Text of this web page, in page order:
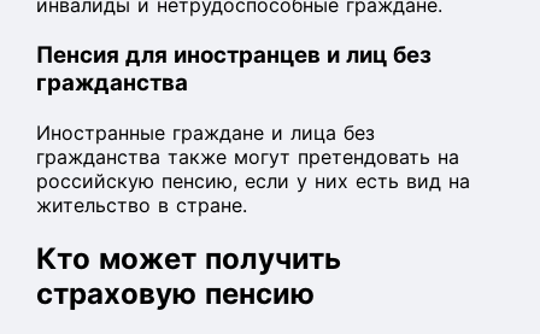
инвалиды и нетрудоспособные граждане.
Пенсия для иностранцев и лиц без
гражданства
Иностранные граждане и лица без
гражданства также могут претендовать на
российскую пенсию, если у них есть вид на
жительство в стране.
Кто может получить
страховую пенсию